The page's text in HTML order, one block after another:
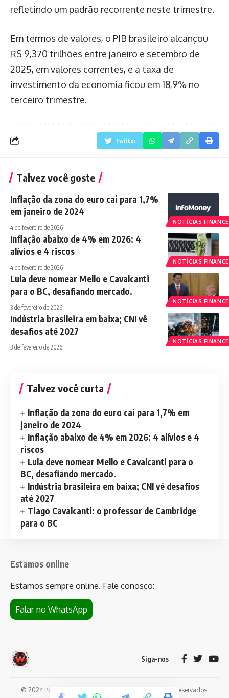
refletindo um padrão recorrente neste trimestre.
Em termos de valores, o PIB brasileiro alcançou
R$ 9,370 trilhões entre janeiro e setembro de
2025, em valores correntes, e a taxa de
investimento da economia ficou em 18,9% no
terceiro trimestre.
Twitter
Talvez você goste
NOTÍCIAS
Inflação da zona do euro cai para 1,7%
em janeiro de 2024
4 de fevereiro de 2026
NOTÍCIAS
Inflação abaixo de 4% em 2026: 4
alívios e 4 riscos
4 de fevereiro de 2026
NOTÍCIAS
Lula deve nomear Mello e Cavalcanti
para o BC, desafiando mercado.
3 de fevereiro de 2026
NOTÍCIAS
Indústria brasileira em baixa; CNI vê
desafios até 2027
3 de fevereiro de 2026
Talvez você curta
Inflação da zona do euro cai para 1,7% em
janeiro de 2024
Inflação abaixo de 4% em 2026: 4 alívios e 4
riscos
Lula deve nomear Mello e Cavalcanti para o
BC, desafiando mercado.
Indústria brasileira em baixa; CNI vê desafios
até 2027
Tiago Cavalcanti: o professor de Cambridge
para o BC
Estamos online
Estamos sempre online. Fale conosco:
Falar no WhatsApp
Siga-nos
© 2024 Portal de notícias Web Flush. Todos os direitos reservados.